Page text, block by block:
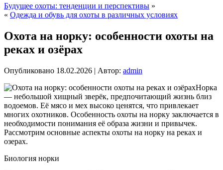
Будущее охоты: тенденции и перспективы »
« Одежда и обувь для охоты в различных условиях
Охота на норку: особенности охоты на
реках и озёрах
Опубликовано 18.02.2026 | Автор: admin
Норка
— небольшой хищный зверёк, предпочитающий жизнь близ
водоемов. Её мясо и мех высоко ценятся, что привлекает
многих охотников. Особенность охоты на норку заключается в
необходимости понимания её образа жизни и привычек.
Рассмотрим основные аспекты охоты на норку на реках и
озерах.
Биология норки